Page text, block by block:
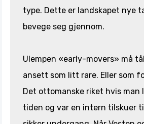
type. Dette er landskapet nye
bevege seg gjennom.
Ulempen «early-movers» må
ansett som litt rare. Eller som
Det ottomanske riket hvis man
tiden og var en intern tilskuer